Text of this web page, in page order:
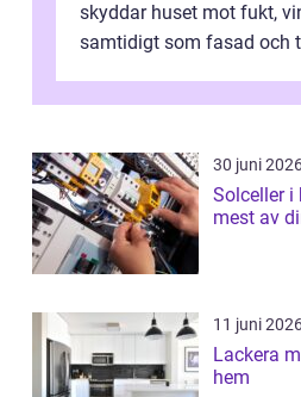
skyddar huset mot fukt,
samtidigt som fasad och
30 juni
Solceller i
mest av
11 juni
Lackera
hem